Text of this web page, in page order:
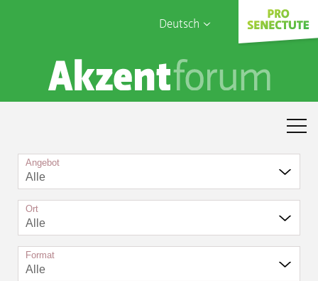
Deutsch
English
Français
Sophia Care
Angebot
Alle
Ort
Alle
Format
Alle